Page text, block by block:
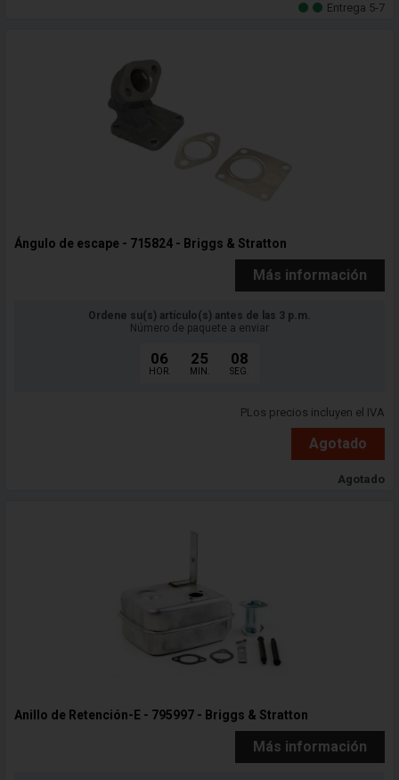
Entrega 5-7
Ángulo de escape - 715824 - Briggs & Stratton
Más información
Ordene su(s) artículo(s) antes de las 3 p.m.
Número de paquete a enviar
06
HOR.
25
MIN.
06
SEG.
PLos precios incluyen el IVA
Agotado
Agotado
Anillo de Retención-E - 795997 - Briggs & Stratton
Más información